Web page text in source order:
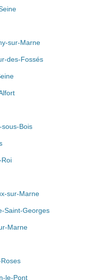
sur-Marne
des-Fossés
Bois
Roi
sur-Marne
Saint-Georges
Marne
le-Pont